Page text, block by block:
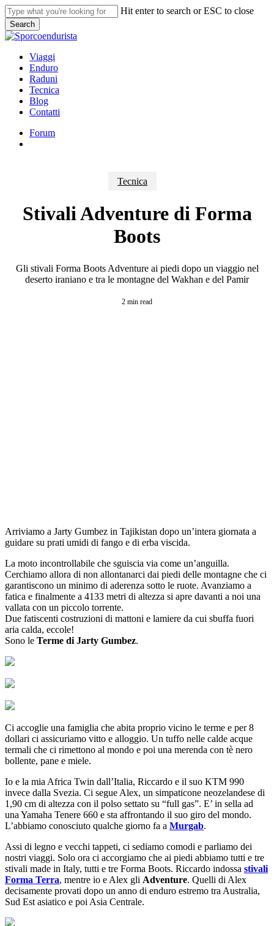
Skip
to
main
content
Hit enter to search or ESC to close
Search
Close
search
Menu
Viaggi
Enduro
Raduni
Tecnica
Blog
Contatti
Forum
Tecnica
Stivali Adventure di Forma
Boots
Gli stivali Forma Boots Adventure ai piedi dopo un viaggio nel
deserto iraniano e tra le montagne del Wakhan e del Pamir
2 min read
Arriviamo a Jarty Gumbez in Tajikistan dopo un’intera giornata a
guidare su prati umidi di fango e di erba viscida.
La moto incontrollabile che sguiscia via come un’anguilla.
Cerchiamo allora di non allontanarci dai piedi delle montagne che ci
garantiscono un minimo di aderenza sotto le ruote. Avanziamo a
fatica e finalmente a 4133 metri di altezza si apre davanti a noi una
vallata con un piccolo torrente.
Due fatiscenti costruzioni di mattoni e lamiere da cui sbuffa fuori
aria calda, eccole!
Sono le Terme di Jarty Gumbez.
Ci accoglie una famiglia che abita proprio vicino le terme e per 8
dollari ci assicuriamo vitto e alloggio. Un tuffo nelle calde acque
termali che ci rimettono al mondo e poi una merenda con tè nero
bollente, pane e miele.
Io e la mia Africa Twin dall’Italia, Riccardo e il suo KTM 990
invece dalla Svezia. Ci segue Alex, un simpaticone neozelandese di
1,90 cm di altezza con il polso settato su “full gas”. E’ in sella ad
una Yamaha Tenere 660 e sta affrontando il suo giro del mondo.
L’abbiamo conosciuto qualche giorno fa a Murgab.
Assi di legno e vecchi tappeti, ci sediamo comodi e parliamo dei
nostri viaggi. Solo ora ci accorgiamo che ai piedi abbiamo tutti e tre
stivali made in Italy, tutti e tre Forma Boots. Riccardo indossa stivali
Forma Terra, mentre io e Alex gli Adventure. Quelli di Alex
decisamente provati dopo un anno di enduro estremo tra Australia,
Sud Est asiatico e poi Asia Centrale.